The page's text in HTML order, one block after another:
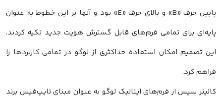
پایین حرف «B» و بالای حرف «E» بود و آنها بر این خطوط به عنوان
پایه‌ای برای تمامی فرم‌های قابل گسترش هویت جدید تکیه کردند.
این تصمیم امکان استفاده حداکثری از لوگو در تمامی کاربردها را
فراهم کرد.
کالینز سپس از فرم‌های ایتالیک لوگو به عنوان مبنای تایپ‌فیس برند